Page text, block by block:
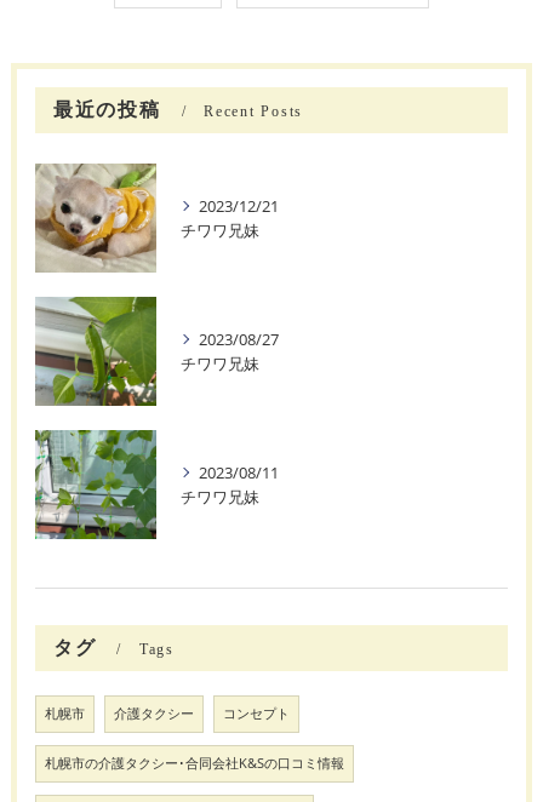
最近の投稿 Recent Posts
2023/12/21
チワワ兄妹
2023/08/27
チワワ兄妹
2023/08/11
チワワ兄妹
タグ Tags
札幌市 介護タクシー コンセプト
札幌市の介護タクシー･合同会社K&Sの口コミ情報